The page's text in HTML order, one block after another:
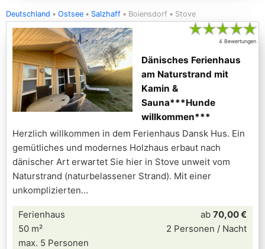
Deutschland Ostsee Salzhaff Boiensdorf Stove
★★★★★
4 Bewertungen
Dänisches Ferienhaus
am Naturstrand mit
Kamin &
Sauna***Hunde
willkommen***
Herzlich willkommen in dem Ferienhaus Dansk Hus. Ein
gemütliches und modernes Holzhaus erbaut nach
dänischer Art erwartet Sie hier in Stove unweit vom
Naturstrand (naturbelassener Strand). Mit einer
unkomplizierten
Ferienhaus
50 m²
max. 5 Personen
ab 70,00 €
2 Personen / Nacht